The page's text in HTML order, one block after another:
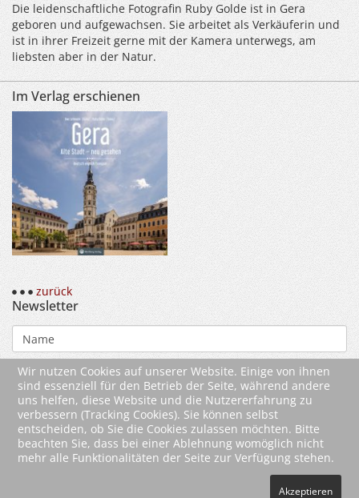
Die leidenschaftliche Fotografin Ruby Golde ist in Gera
geboren und aufgewachsen. Sie arbeitet als Verkäuferin und
ist in ihrer Freizeit gerne mit der Kamera unterwegs, am
liebsten aber in der Natur.
Im Verlag erschienen
zurück
Newsletter
Wir nutzen Cookies auf unserer Website. Einige von ihnen
sind essenziell für den Betrieb der Seite, während andere
uns helfen, diese Website und die Nutzererfahrung zu
verbessern (Tracking Cookies). Sie können selbst
entscheiden, ob Sie die Cookies zulassen möchten. Bitte
beachten Sie, dass bei einer Ablehnung womöglich nicht
mehr alle Funktionalitäten der Seite zur Verfügung stehen.
Akzeptieren